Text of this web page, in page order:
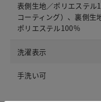
表側生地／ポリエステル
コーティング）、裏側
ポリエステル100%
洗濯表示
手洗い可